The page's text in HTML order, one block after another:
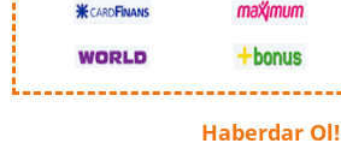
Haberdar Ol!